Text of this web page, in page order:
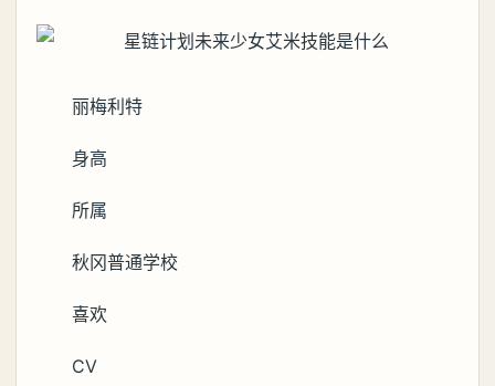
丽梅利特
身高
所属
秋冈普通学校
喜欢
CV